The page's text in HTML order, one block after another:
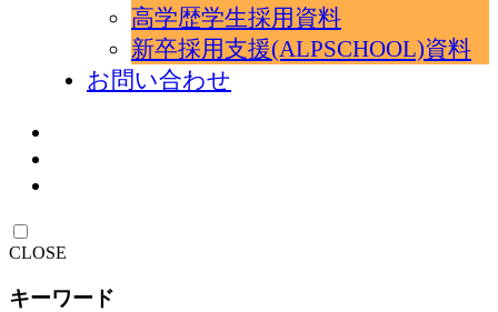
高学歴学生採用資料
新卒採用支援(ALPSCHOOL)資料
お問い合わせ
CLOSE
キーワード